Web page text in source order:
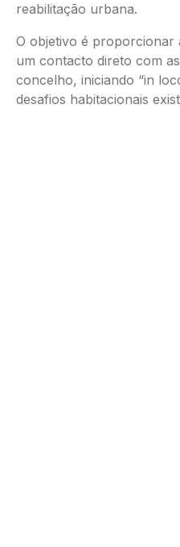
reabilitação urbana.
O objetivo é proporcionar
um contacto direto com
concelho, iniciando “in
desafios habitacionais